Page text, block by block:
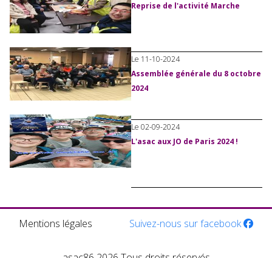
Reprise de l'activité Marche
Le 11-10-2024
Assemblée générale du 8 octobre
2024
Le 02-09-2024
L'asac aux JO de Paris 2024 !
Mentions légales Suivez-nous sur facebook